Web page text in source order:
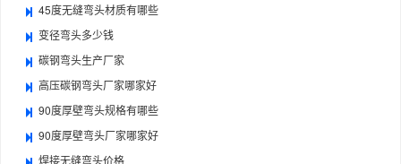
45度无缝弯头材质有哪些
变径弯头多少钱
碳钢弯头生产厂家
高压碳钢弯头厂家哪家好
90度厚壁弯头规格有哪些
90度厚壁弯头厂家哪家好
焊接无缝弯头价格